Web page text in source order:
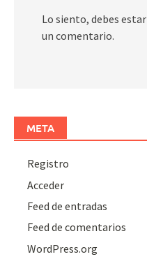
Lo siento, debes estar
un comentario.
META
Registro
Acceder
Feed de entradas
Feed de comentarios
WordPress.org